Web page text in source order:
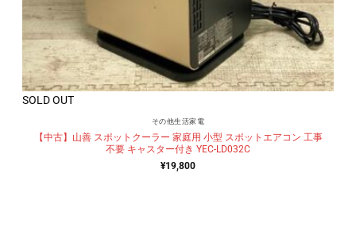
SOLD OUT
その他生活家電
【中古】山善 スポットクーラー 家庭用 小型 スポットエアコン 工事
不要 キャスター付き YEC-LD032C
¥19,800